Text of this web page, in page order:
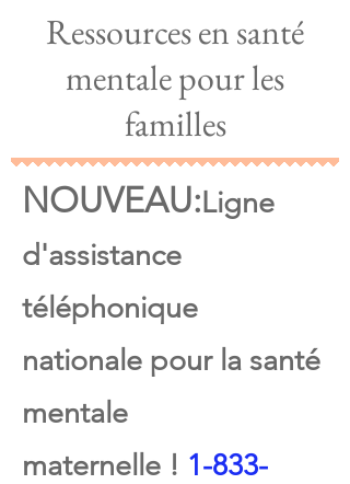
Ressources en santé
mentale pour les
familles
NOUVEAU:Ligne
d'assistance
téléphonique
nationale pour la santé
mentale
maternelle ! 1-833-